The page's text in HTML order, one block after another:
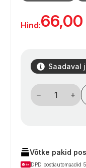
Hind:66,00
Saadaval
Kemperių
šaldytuvo
ventiliacija
skydeliu
kogus
Võtke pakid
DPD postiautomaadid